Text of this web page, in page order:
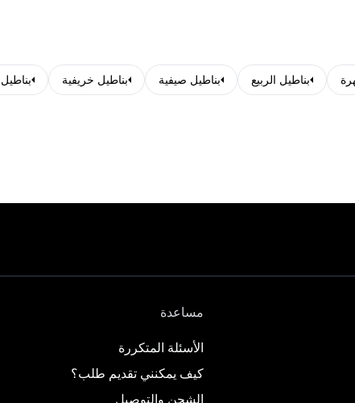
بناطيل الربيع بناطيل صيفية بناطيل خريفية
مساعدة
الأسئلة المتكررة
كيف يمكنني تقديم طلب؟
الشحن والتوصيل